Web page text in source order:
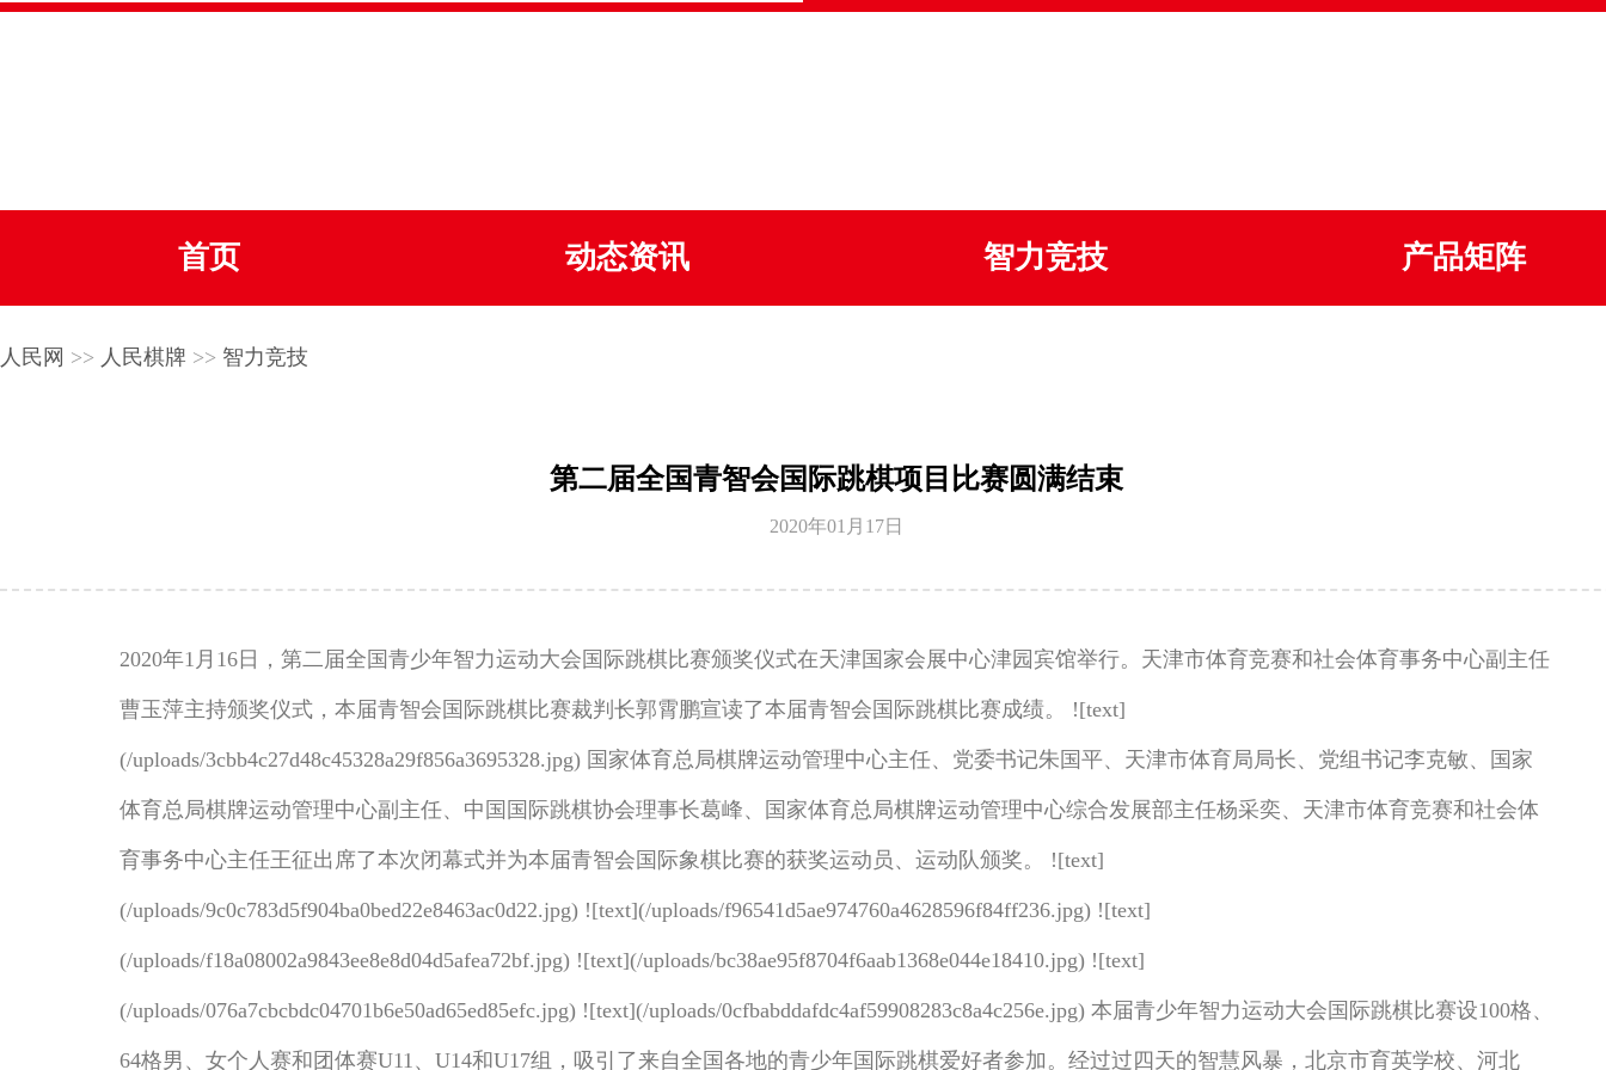
首页 动态资讯 智力竞技 产品矩阵
人民网 >> 人民棋牌 >> 智力竞技
第二届全国青智会国际跳棋项目比赛圆满结束
2020年01月17日
2020年1月16日，第二届全国青少年智力运动大会国际跳棋比赛颁奖仪式在天津国家会展中心津园宾馆举行。天津市体育竞赛和社会体育事务中心副主任
曹玉萍主持颁奖仪式，本届青智会国际跳棋比赛裁判长郭霄鹏宣读了本届青智会国际跳棋比赛成绩。 ![text]
(/uploads/3cbb4c27d48c45328a29f856a3695328.jpg) 国家体育总局棋牌运动管理中心主任、党委书记朱国平、天津市体育局局长、党组书记李克敏、国家
体育总局棋牌运动管理中心副主任、中国国际跳棋协会理事长葛峰、国家体育总局棋牌运动管理中心综合发展部主任杨采奕、天津市体育竞赛和社会体
育事务中心主任王征出席了本次闭幕式并为本届青智会国际象棋比赛的获奖运动员、运动队颁奖。 ![text]
(/uploads/9c0c783d5f904ba0bed22e8463ac0d22.jpg) ![text](/uploads/f96541d5ae974760a4628596f84ff236.jpg) ![text]
(/uploads/f18a08002a9843ee8e8d04d5afea72bf.jpg) ![text](/uploads/bc38ae95f8704f6aab1368e044e18410.jpg) ![text]
(/uploads/076a7cbcbdc04701b6e50ad65ed85efc.jpg) ![text](/uploads/0cfbabddafdc4af59908283c8a4c256e.jpg) 本届青少年智力运动大会国际跳棋比赛设100格、
64格男、女个人赛和团体赛U11、U14和U17组，吸引了来自全国各地的青少年国际跳棋爱好者参加。经过过四天的智慧风暴，北京市育英学校、河北